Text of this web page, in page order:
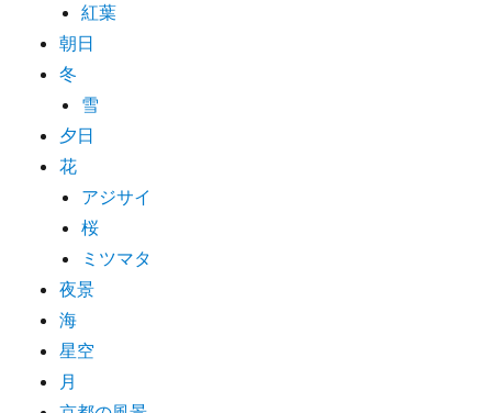
紅葉
朝日
冬
雪
夕日
花
アジサイ
桜
ミツマタ
夜景
海
星空
月